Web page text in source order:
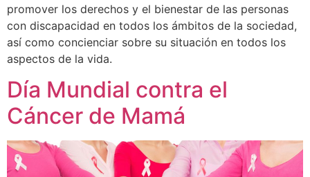
promover los derechos y el bienestar de las personas
con discapacidad en todos los ámbitos de la sociedad,
así como concienciar sobre su situación en todos los
aspectos de la vida.
Día Mundial contra el
Cáncer de Mamá